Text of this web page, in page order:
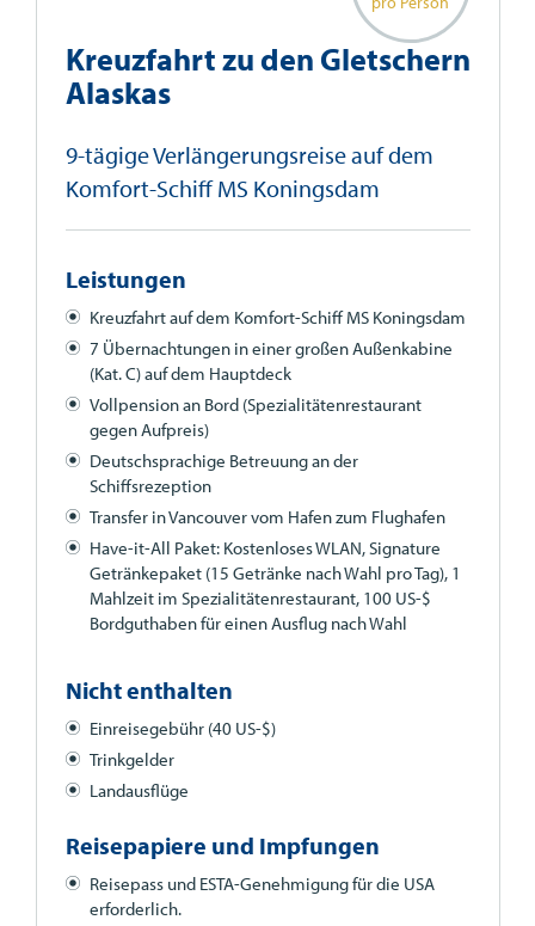
Kreuzfahrt zu den Gletschern
Alaskas
9-tägige Verlängerungsreise auf dem
Komfort-Schiff MS Koningsdam
Leistungen
Kreuzfahrt auf dem Komfort-Schiff MS Koningsdam
7 Übernachtungen in einer großen Außenkabine
(Kat. C) auf dem Hauptdeck
Vollpension an Bord (Spezialitätenrestaurant
gegen Aufpreis)
Deutschsprachige Betreuung an der
Schiffsrezeption
Transfer in Vancouver vom Hafen zum Flughafen
Have-it-All Paket: KostenlosesWLAN, Signature
Getränkepaket (15 Getränke nach Wahl pro Tag), 1
Mahlzeit im Spezialitätenrestaurant, 100 US-$
Bordguthaben für einen Ausflug nach Wahl
Nicht enthalten
Einreisegebühr (40 US-$)
Trinkgelder
Landausflüge
Reisepapiere und Impfungen
Reisepass und ESTA-Genehmigung für die USA
erforderlich.